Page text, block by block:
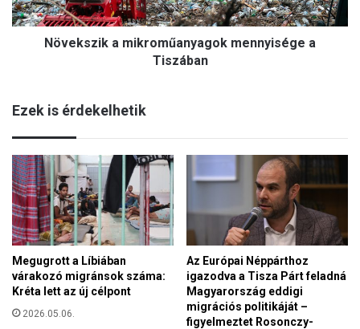
l
ö
n
a
r
a
d
á
t
e
i
k
r
m
ű
a
n
y
a
g
o
k
m
e
Növekszik a mikroműanyagok mennyisége a
Tiszában
Ezek is érdekelhetik
Megugrott a Líbiában
várakozó migránsok száma:
Kréta lett az új célpont
2026.05.06.
Az Európai Néppárthoz
igazodva a Tisza Párt feladná
Magyarország eddigi
migrációs politikáját –
figyelmeztet Rosonczy-